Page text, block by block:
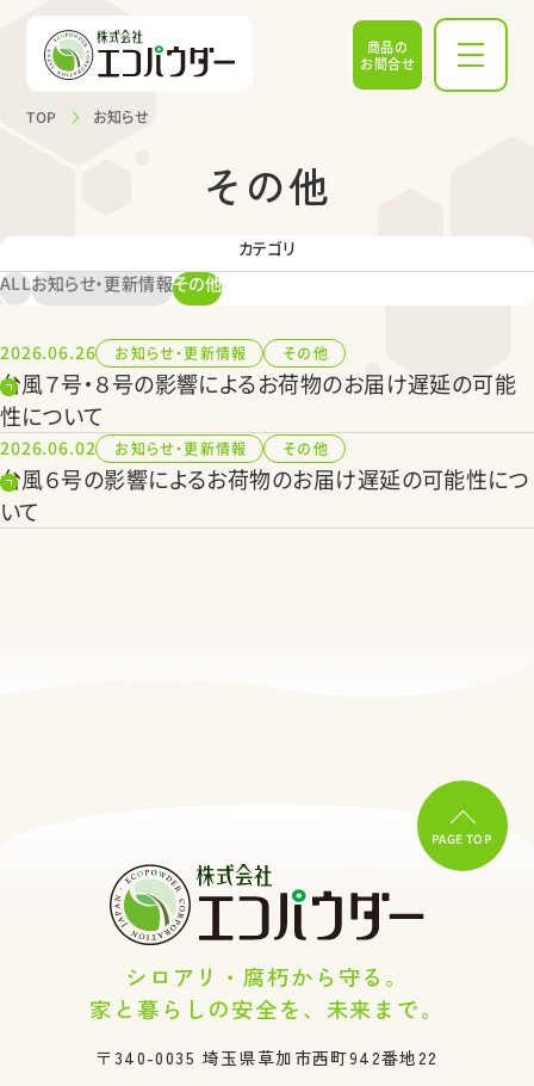
商品の
お問合せ
TOP お知らせ
その他
カテゴリ
ALLお知らせ・更新情報その他
台風７号・８号の影響によるお荷物のお届け遅延の可能
性について
2026.06.26 お知らせ・更新情報 その他
台風６号の影響によるお荷物のお届け遅延の可能性につ
いて
2026.06.02 お知らせ・更新情報 その他
PAGE TOP
シロアリ・腐朽から守る。
家と暮らしの安全を、未来まで。
〒340-0035 埼玉県草加市西町942番地22